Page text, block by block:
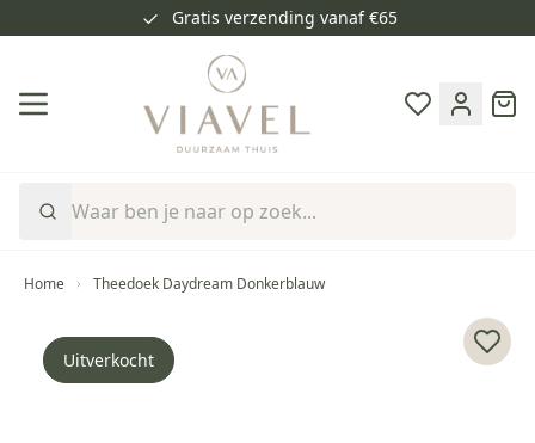
Gratis verzending vanaf €65
Cart
Home Theedoek Daydream Donkerblauw
Uitverkocht